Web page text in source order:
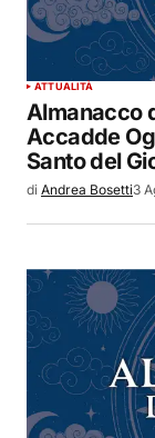
ATTUALITÀ
Almanacco
Accadde
Santo del
di Andrea Bosetti3